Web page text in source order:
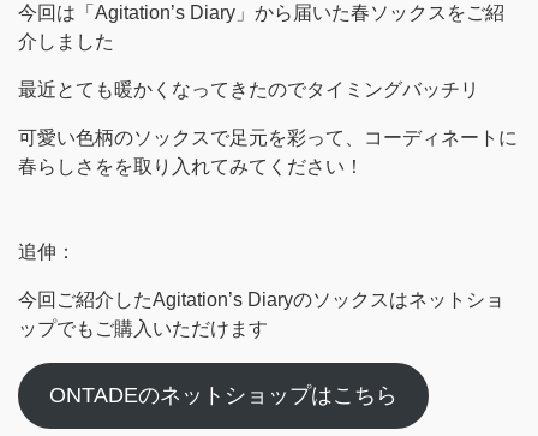
今回は「Agitation’s Diary」から届いた春ソックスをご紹
介しました
最近とても暖かくなってきたのでタイミングバッチリ
可愛い色柄のソックスで足元を彩って、コーディネートに
春らしさをを取り入れてみてください！
追伸：
今回ご紹介したAgitation’s Diaryのソックスはネットショ
ップでもご購入いただけます
ONTADEのネットショップはこちら